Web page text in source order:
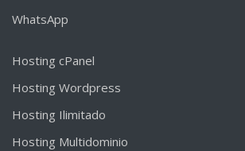
WhatsApp
Hosting cPanel
Hosting Wordpress
Hosting Ilimitado
Hosting Multidominio